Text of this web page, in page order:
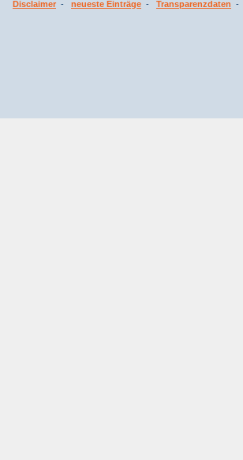
Disclaimer - neueste Einträge - Transparenzdaten -